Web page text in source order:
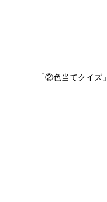
「②色当てクイズ